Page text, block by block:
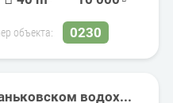
объекта: 0230
водох...